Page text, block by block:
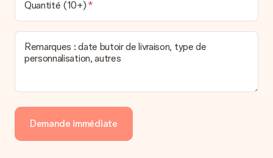
Nous déplorons le fait que votre cadeau ne vous plaise pas.
Vous pouvez dans ce cas contacter notre service client qui
La facture est-elle envoyée avec le cadeau ?
Nous n’envoyons pas de facture avec le cadeau. Nous vous
personnel MySurprise. Vous pouvez ainsi être tranquille et
envoyer directement le cadeau à l’heureux destinataire, pour
un véritable effet surprise !
Quantité (10+)
Remarques : date butoir de livraison, type de
personnalisation, autres
Demande immédiate